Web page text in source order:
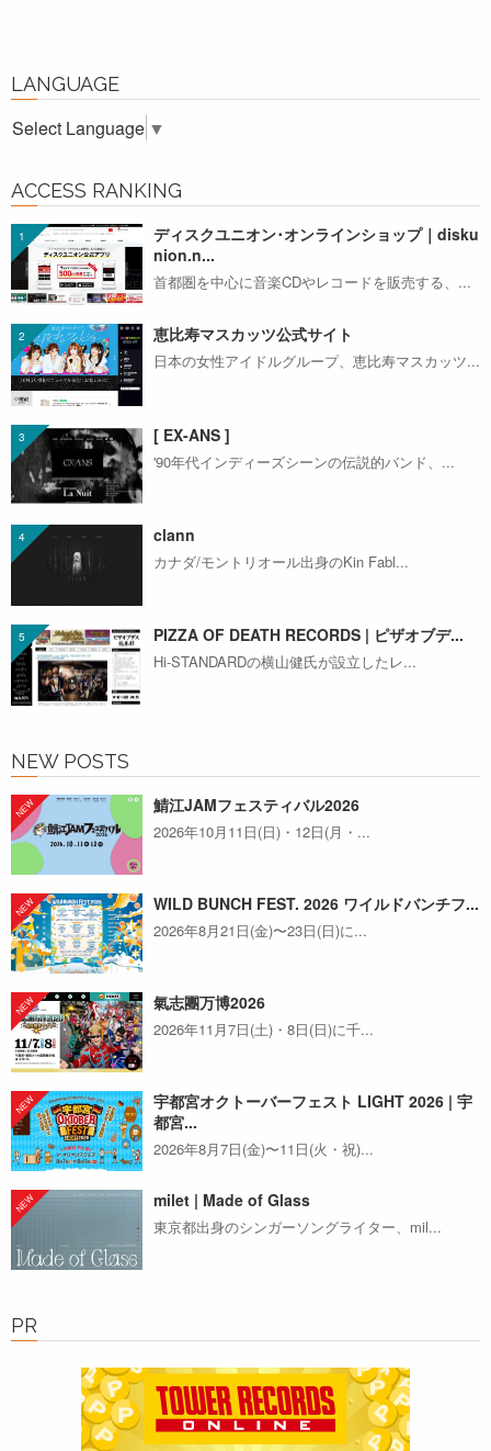
LANGUAGE
Select Language ▼
ACCESS RANKING
ディスクユニオン･オンラインショップ｜disku
nion.n...
首都圏を中心に音楽CDやレコードを販売する、...
恵比寿マスカッツ公式サイト
日本の女性アイドルグループ、恵比寿マスカッツ...
[ EX-ANS ]
'90年代インディーズシーンの伝説的バンド、...
clann
カナダ/モントリオール出身のKin Fabl...
PIZZA OF DEATH RECORDS | ピザオブデ...
Hi-STANDARDの横山健氏が設立したレ...
NEW POSTS
鯖江JAMフェスティバル2026
2026年10月11日(日)・12日(月・...
WILD BUNCH FEST. 2026 ワイルドバンチフ...
2026年8月21日(金)〜23日(日)に...
氣志團万博2026
2026年11月7日(土)・8日(日)に千...
宇都宮オクトーバーフェスト LIGHT 2026 | 宇
都宮...
2026年8月7日(金)〜11日(火・祝)...
milet | Made of Glass
東京都出身のシンガーソングライター、mil...
PR